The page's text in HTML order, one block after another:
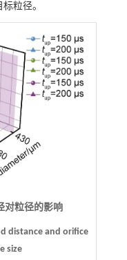
粒径。
对粒径的影响
distance and orifice
size